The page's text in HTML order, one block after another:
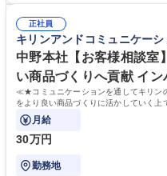
★メンバーがマンツーマンで丁
幅広く経験を積みたい意欲がある方に最適
務・人事】未経験歓迎/日立グル
指す
マネジメント職として活躍した
のご経験 ■労務管理（給与計算・
■衛生管理者の資格をお持ちの方 学歴・資格 学歴：大学院 大学 高専 短大
専修学校 高校 語学力： 資格：
正社員
キリンアンドコミュニケー
中野本社【お客様相談室
い商品づくりへ貢献 イ
≪★コミュニケーションを通してキリ
をより良い商品づくりに活かしていく上
月給
30万円
勤務地